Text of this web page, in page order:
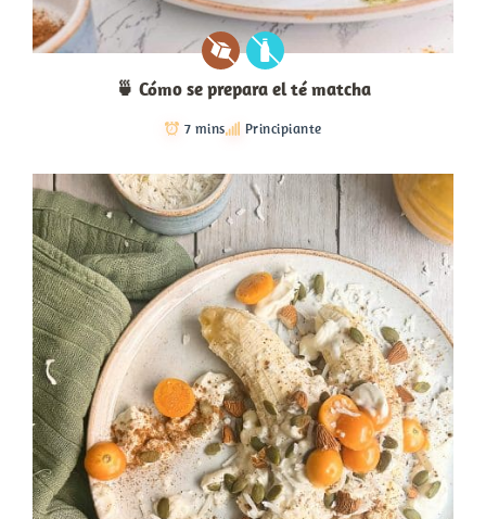
🍵 Cómo se prepara el té matcha
7 mins Principiante